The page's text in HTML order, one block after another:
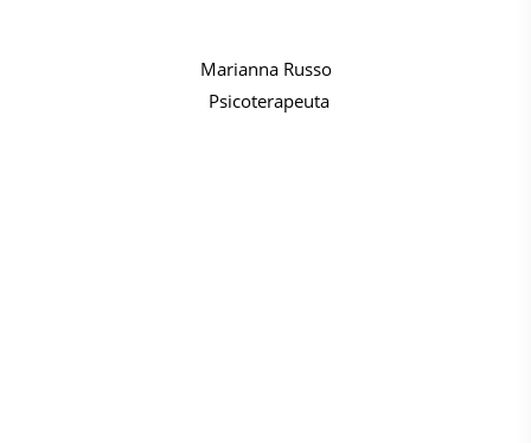
Marianna Russo
Psicoterapeuta